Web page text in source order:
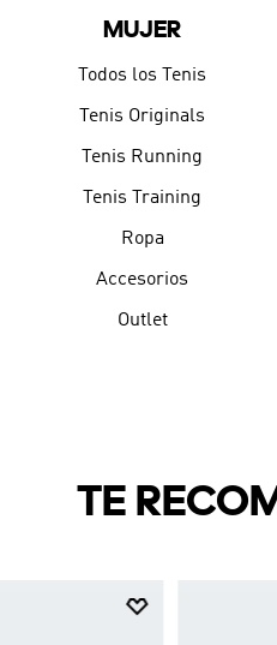
MUJER
Todos los Tenis
Tenis Originals
Tenis Running
Tenis Training
Ropa
Accesorios
Outlet
TE